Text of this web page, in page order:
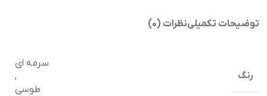
توضیحات تکمیلینظرات (0)
رنگ
سرمه ای
,
طوسی